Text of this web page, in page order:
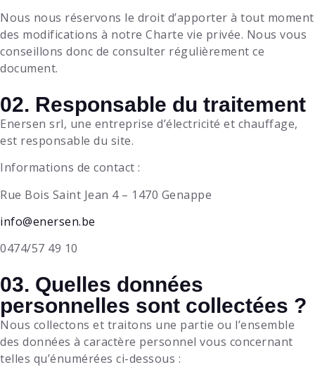
Nous nous réservons le droit d’apporter à tout moment
des modifications à notre Charte vie privée. Nous vous
conseillons donc de consulter régulièrement ce
document.
02. Responsable du traitement
Enersen srl, une entreprise d’électricité et chauffage,
est responsable du site.
Informations de contact :
Rue Bois Saint Jean 4 – 1470 Genappe
info@enersen.be
0474/57 49 10
03. Quelles données
personnelles sont collectées ?
Nous collectons et traitons une partie ou l’ensemble
des données à caractère personnel vous concernant
telles qu’énumérées ci-dessous :